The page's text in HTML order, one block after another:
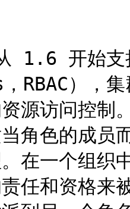
1.6 开始支
RBAC），
源访问控制
角色的成员
在一个组织
任和资格来